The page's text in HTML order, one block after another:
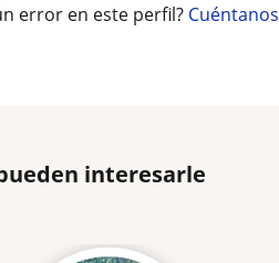
error en este perfil? Cuéntanos
interesarle